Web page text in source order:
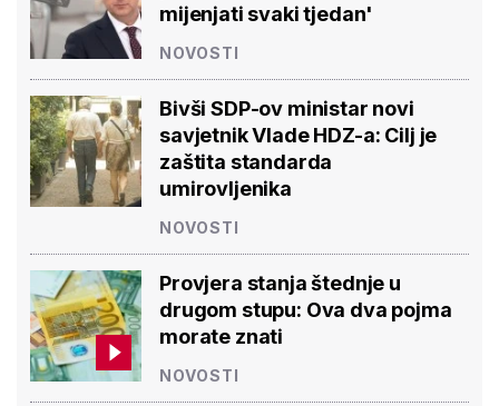
mijenjati svaki tjedan'
NOVOSTI
Bivši SDP-ov ministar novi
savjetnik Vlade HDZ-a: Cilj je
zaštita standarda
umirovljenika
NOVOSTI
Provjera stanja štednje u
drugom stupu: Ova dva pojma
morate znati
NOVOSTI